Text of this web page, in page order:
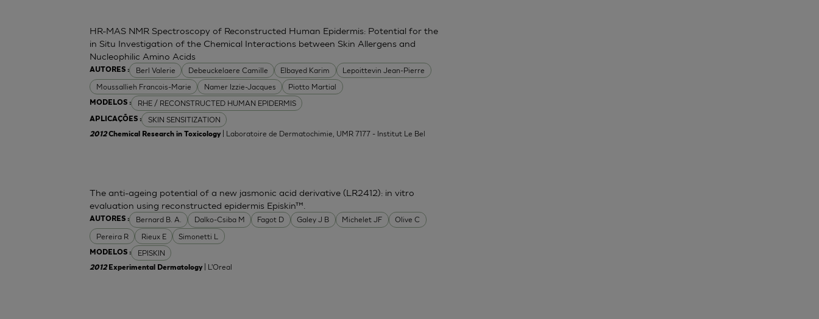
AUTORES : Berl Valerie Debeuckelaere Camille Elbayed Karim
Lepoittevin Jean-Pierre
Moussallieh Francois-Marie
Namer Izzie-Jacques Piotto Martial
MODELOS : RHE / RECONSTRUCTED HUMAN EPIDERMIS
APLICAÇÕES : SKIN SENSITIZATION
HR-MAS NMR Spectroscopy of Reconstructed Human Epidermis: Potential for the
in Situ Investigation of the Chemical Interactions between Skin Allergens and
Nucleophilic Amino Acids
2012Chemical Research in Toxicology| Laboratoire de Dermatochimie, UMR 7177 - Institut Le Bel
AUTORES : Bernard B. A. Dalko-Csiba M Fagot D Galey J B Michelet JF
Olive C
Pereira R
Rieux E Simonetti L
MODELOS : EPISKIN
The anti-ageing potential of a new jasmonic acid derivative (LR2412): in vitro
evaluation using reconstructed epidermis Episkin™.
2012 Experimental Dermatology| L'Oreal